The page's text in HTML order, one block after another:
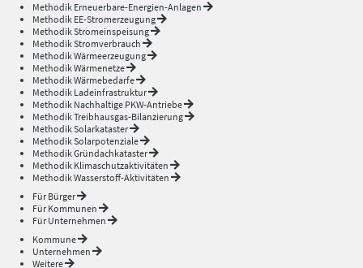
Methodik Erneuerbare-Energien-Anlagen
Methodik EE-Stromerzeugung
Methodik Stromeinspeisung
Methodik Stromverbrauch
Methodik Wärmeerzeugung
Methodik Wärmenetze
Methodik Wärmebedarfe
Methodik Ladeinfrastruktur
Methodik Nachhaltige PKW-Antriebe
Methodik Treibhausgas-Bilanzierung
Methodik Solarkataster
Methodik Solarpotenziale
Methodik Gründachkataster
Methodik Klimaschutzaktivitäten
Methodik Wasserstoff-Aktivitäten
Für Bürger
Für Kommunen
Für Unternehmen
Kommune
Unternehmen
Weitere